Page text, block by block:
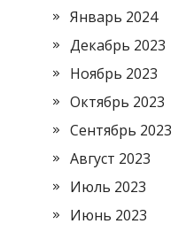
Январь 2024
Декабрь 2023
Ноябрь 2023
Октябрь 2023
Сентябрь 2023
Август 2023
Июль 2023
Июнь 2023